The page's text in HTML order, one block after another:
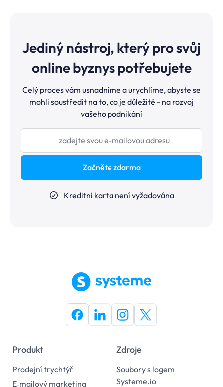
Jediný nástroj, který pro svůj
online byznys potřebujete
Celý proces vám usnadníme a urychlíme, abyste se
mohli soustředit na to, co je důležité - na rozvoj
vašeho podnikání
Začněte zdarma
Kreditní karta není vyžadována
Produkt
Prodejní trychtýř
E‑mailový marketing
Zdroje
Soubory s logem
Systeme.io